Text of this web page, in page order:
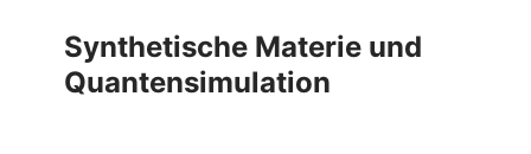
Synthetische Materie und
Quantensimulation